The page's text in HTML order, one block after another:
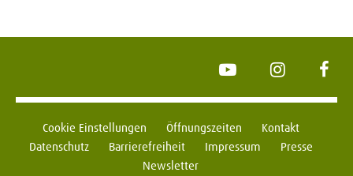
YouTube Instagram
Cookie Einstellungen Öffnungszeiten
Kontakt
Datenschutz
Barrierefreiheit Impressum
Presse
Newsletter